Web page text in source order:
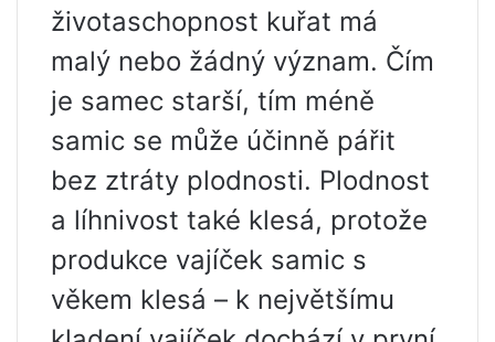
životaschopnost kuřat má
malý nebo žádný význam. Čím
je samec starší, tím méně
samic se může účinně pářit
bez ztráty plodnosti. Plodnost
a líhnivost také klesá, protože
produkce vajíček samic s
věkem klesá – k největšímu